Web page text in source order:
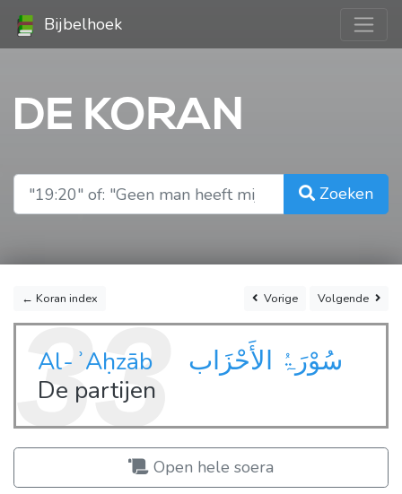
Bijbelhoek
DE KORAN
Zoeken
← Koran index Vorige Volgende
33
Al-ʾAḥzāb
De partijen
سُوْرَۃُ الأَحْزَاب
Open hele soera